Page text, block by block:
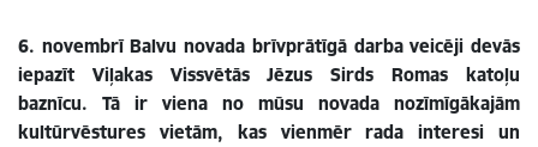
6. novembrī Balvu novada brīvprātīgā darba veicēji devās
iepazīt Viļakas Vissvētās Jēzus Sirds Romas katoļu
baznīcu. Tā ir viena no mūsu novada nozīmīgākajām
kultūrvēstures vietām, kas vienmēr rada interesi un